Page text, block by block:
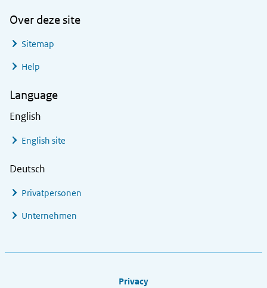
Over deze site
Sitemap
Help
Language
English
English site
Deutsch
Privatpersonen
Unternehmen
Privacy